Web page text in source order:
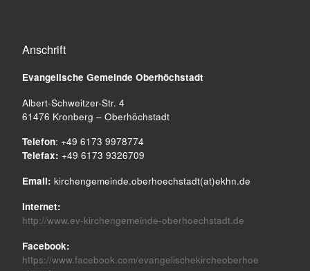
Anschrift
Evangelische Gemeinde Oberhöchstadt
Albert-Schweitzer-Str. 4
61476 Kronberg – Oberhöchstadt
Telefon: +49 6173 9978774
Telefax: +49 6173 9326709
Email: kirchengemeinde.oberhoechstadt(at)ekhn.de
Internet:
http://www.ev-kirchengemeinde-oberhoechstadt.de
Facebook:
https://www.facebook.com/evangelischekircheoberhoe